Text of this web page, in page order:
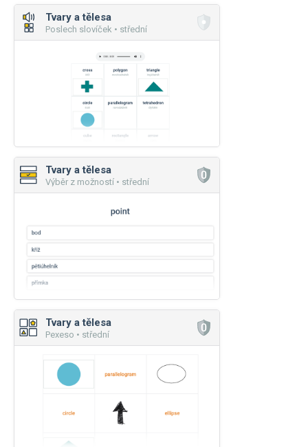
Tvary a tělesa
Poslech slovíček • střední
Tvary a tělesa
Výběr z možností • střední
Tvary a tělesa
Pexeso • střední